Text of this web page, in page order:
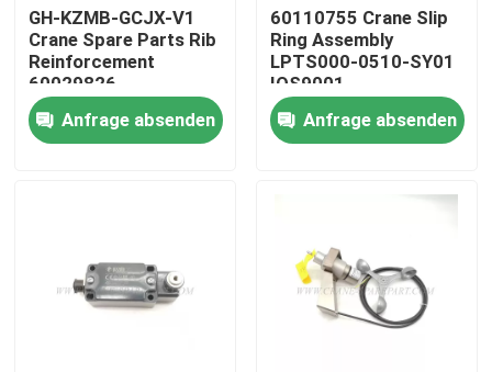
Qualitätskontrolle
Kontakt
Ersatzteile des Kranes
GH-KZMB-GCJX-V1
Crane Spare Parts Rib
Reinforcement
60029826
Anfrage absenden
60110755 Crane Slip
Ring Assembly
LPTS000-0510-SY01
IOS9001
Anfrage absenden